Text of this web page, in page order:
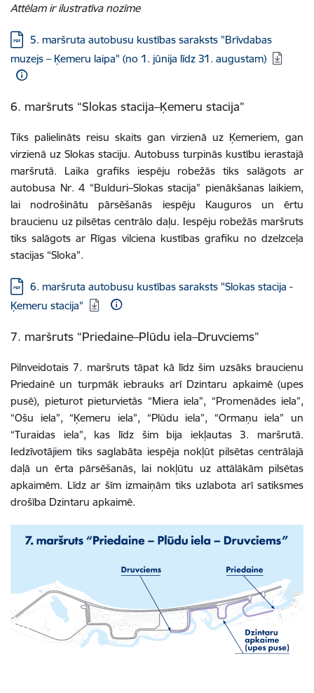
Attēlam ir ilustratīva nozīme
Lejupielādēt:
5. maršruta autobusu kustības saraksts "Brīvdabas
muzejs – Ķemeru laipa" (no 1. jūnija līdz 31. augustam)
6. maršruts “Slokas stacija–Ķemeru stacija”
Tiks palielināts reisu skaits gan virzienā uz Ķemeriem, gan
virzienā uz Slokas staciju. Autobuss turpinās kustību ierastajā
maršrutā. Laika grafiks iespēju robežās tiks salāgots ar
autobusa Nr. 4 “Bulduri–Slokas stacija” pienākšanas laikiem,
lai nodrošinātu pārsēšanās iespēju Kauguros un ērtu
braucienu uz pilsētas centrālo daļu. Iespēju robežās maršruts
tiks salāgots ar Rīgas vilciena kustības grafiku no dzelzceļa
stacijas “Sloka”.
Lejupielādēt:
6. maršruta autobusu kustības saraksts "Slokas stacija -
Ķemeru stacija"
7. maršruts “Priedaine–Plūdu iela–Druvciems”
Pilnveidotais 7. maršruts tāpat kā līdz šim uzsāks braucienu
Priedainē un turpmāk iebrauks arī Dzintaru apkaimē (upes
pusē), pieturot pieturvietās “Miera iela”, “Promenādes iela”,
“Ošu iela”, “Ķemeru iela”, “Plūdu iela”, “Ormaņu iela” un
“Turaidas iela”, kas līdz šim bija iekļautas 3. maršrutā.
Iedzīvotājiem tiks saglabāta iespēja nokļūt pilsētas centrālajā
daļā un ērta pārsēšanās, lai nokļūtu uz attālākām pilsētas
apkaimēm. Līdz ar šīm izmaiņām tiks uzlabota arī satiksmes
drošība Dzintaru apkaimē.